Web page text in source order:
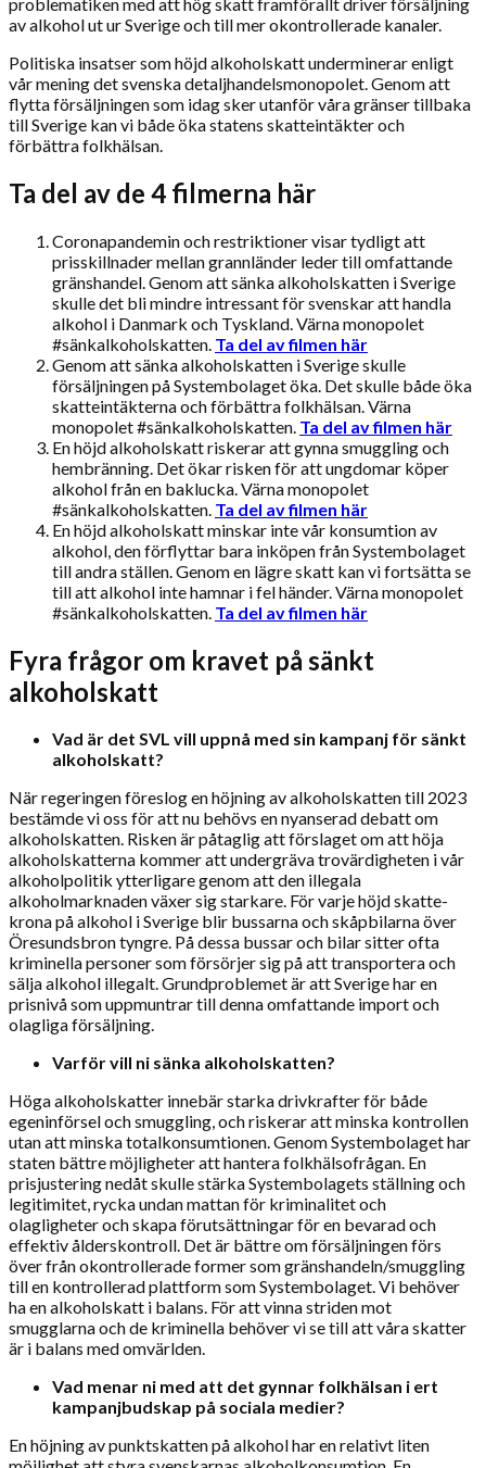
av alkohol ut ur Sverige och till mer okontrollerade kanaler.
Politiska insatser som höjd alkoholskatt underminerar enligt
vår mening det svenska detaljhandelsmonopolet. Genom att
flytta försäljningen som idag sker utanför våra gränser tillbaka
till Sverige kan vi både öka statens skatteintäkter och
förbättra folkhälsan.
Ta del av de 4 filmerna här
Coronapandemin och restriktioner visar tydligt att
prisskillnader mellan grannländer leder till omfattande
gränshandel. Genom att sänka alkoholskatten i Sverige
skulle det bli mindre intressant för svenskar att handla
alkohol i Danmark och Tyskland. Värna monopolet
#sänkalkoholskatten. Ta del av filmen här
Genom att sänka alkoholskatten i Sverige skulle
försäljningen på Systembolaget öka. Det skulle både öka
skatteintäkterna och förbättra folkhälsan. Värna
monopolet #sänkalkoholskatten. Ta del av filmen här
En höjd alkoholskatt riskerar att gynna smuggling och
hembränning. Det ökar risken för att ungdomar köper
alkohol från en baklucka. Värna monopolet
#sänkalkoholskatten. Ta del av filmen här
En höjd alkoholskatt minskar inte vår konsumtion av
alkohol, den förflyttar bara inköpen från Systembolaget
till andra ställen. Genom en lägre skatt kan vi fortsätta se
till att alkohol inte hamnar i fel händer. Värna monopolet
#sänkalkoholskatten. Ta del av filmen här
Fyra frågor om kravet på sänkt
alkoholskatt
Vad är det SVL vill uppnå med sin kampanj för sänkt
alkoholskatt?
När regeringen föreslog en höjning av alkoholskatten till 2023
bestämde vi oss för att nu behövs en nyanserad debatt om
alkoholskatten. Risken är påtaglig att förslaget om att höja
alkoholskatterna kommer att undergräva trovärdigheten i vår
alkoholpolitik ytterligare genom att den illegala
alkoholmarknaden växer sig starkare. För varje höjd skatte­
krona på alkohol i Sverige blir bussarna och skåpbilarna över
Öresundsbron tyngre. På dessa bussar och bilar sitter ofta
kriminella personer som försörjer sig på att transportera och
sälja alkohol illegalt. Grundproblemet är att Sverige har en
prisnivå som uppmuntrar till denna omfattande import och
olagliga försäljning.
Varför vill ni sänka alkoholskatten?
Höga alkoholskatter innebär starka drivkrafter för både
egeninförsel och smuggling, och riskerar att minska kontrollen
utan att minska totalkonsumtionen. Genom Systembolaget har
staten bättre möjligheter att hantera folkhälsofrågan. En
prisjustering nedåt skulle stärka Systembolagets ställning och
legitimitet, rycka undan mattan för kriminalitet och
olagligheter och skapa förutsättningar för en bevarad och
effektiv ålderskontroll. Det är bättre om försäljningen förs
över från okontrollerade former som gränshandeln/smuggling
till en kontrollerad plattform som Systembolaget. Vi behöver
ha en alkoholskatt i balans. För att vinna striden mot
smugglarna och de kriminella behöver vi se till att våra skatter
är i balans med omvärlden.
Vad menar ni med att det gynnar folkhälsan i ert
kampanjbudskap på sociala medier?
En höjning av punktskatten på alkohol har en relativt liten